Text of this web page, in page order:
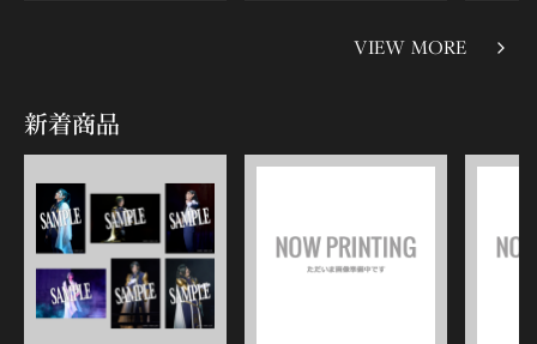
VIEW MORE
新着商品